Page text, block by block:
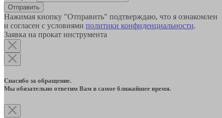
Отправить
Нажимая кнопку "Отправить" подтверждаю, что я ознакомлен
и согласен с условиями политики конфиденциальности.
Заявка на прокат инструмента
Спасибо за обращение.
Мы обязательно ответим Вам в самое ближайшее время.